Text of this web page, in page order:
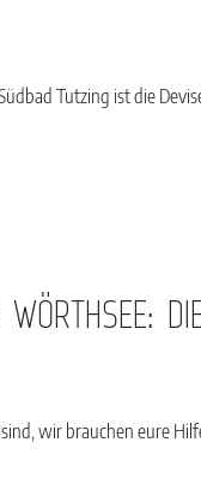
Tutzing ist die
wir brauchen eure